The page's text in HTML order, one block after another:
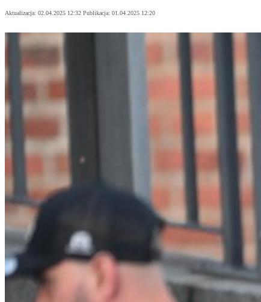
Aktualizacja: 02.04.2025 12:32 Publikacja: 01.04.2025 12:20